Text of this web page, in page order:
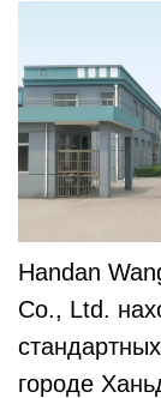
Handan
Co., Ltd.
городе